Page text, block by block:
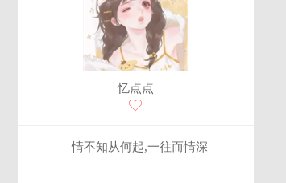
忆点点
情不知从何起,一往而情深